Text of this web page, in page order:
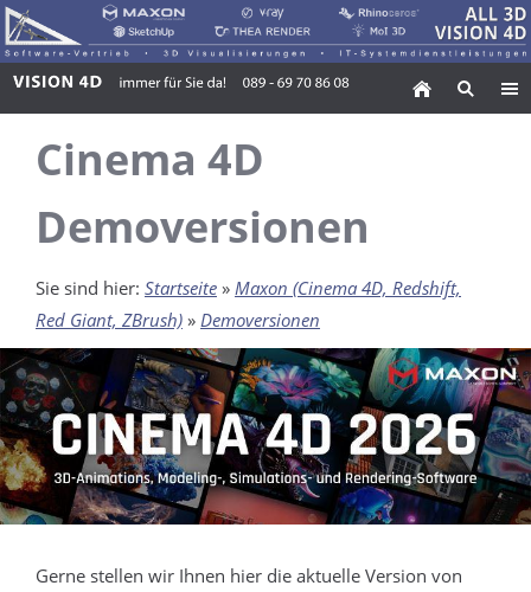
Cinema 4D
Demoversionen
Sie sind hier: Startseite » Maxon (Cinema 4D, Redshift,
Red Giant, ZBrush) » Demoversionen
Gerne stellen wir Ihnen hier die aktuelle Version von